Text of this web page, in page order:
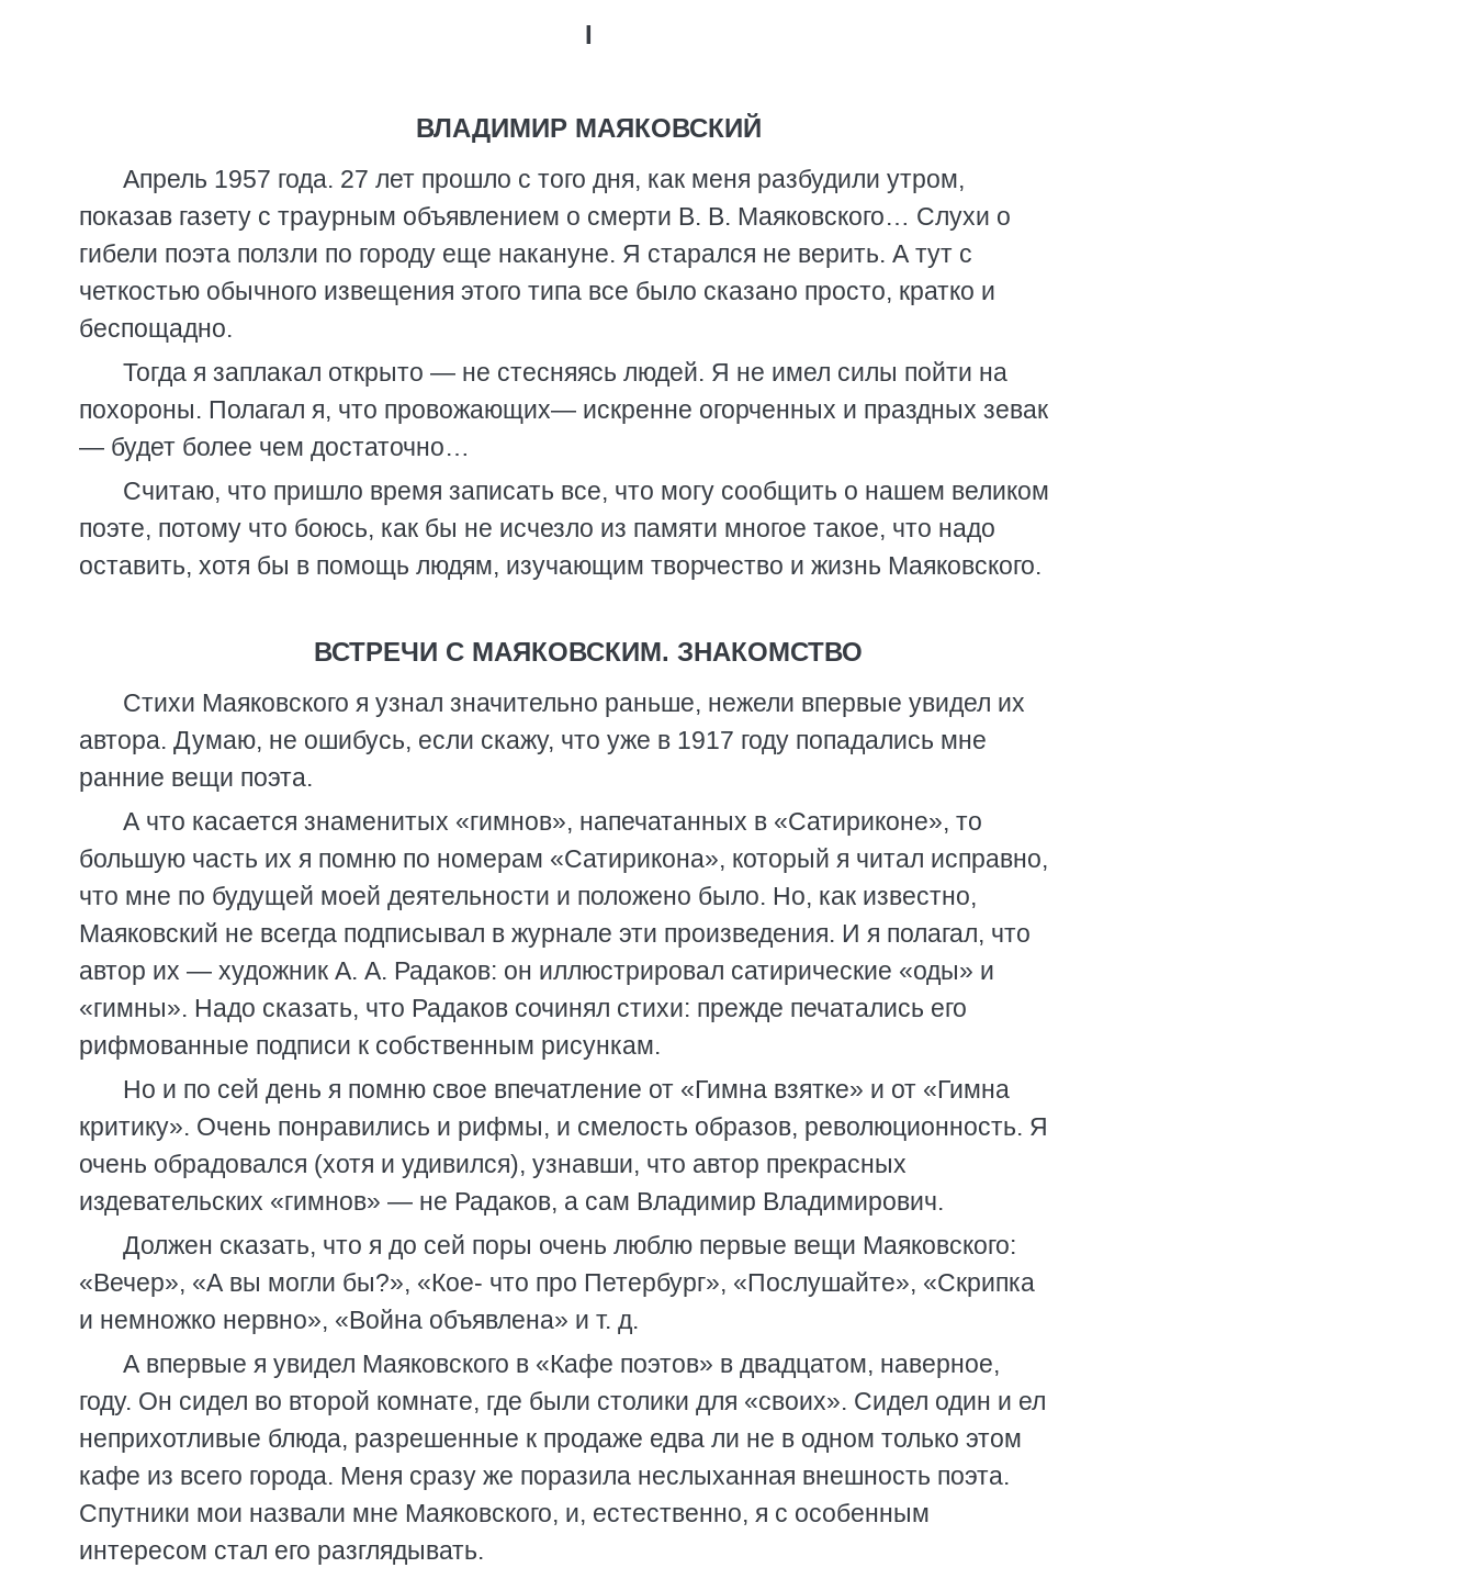
I
ВЛАДИМИР МАЯКОВСКИЙ
Апрель 1957 года. 27 лет прошло с того дня, как меня разбудили утром,
показав газету с траурным объявлением о смерти В. В. Маяковского… Слухи о
гибели поэта ползли по городу еще накануне. Я старался не верить. А тут с
четкостью обычного извещения этого типа все было сказано просто, кратко и
беспощадно.
Тогда я заплакал открыто — не стесняясь людей. Я не имел силы пойти на
похороны. Полагал я, что провожающих— искренне огорченных и праздных зевак
— будет более чем достаточно…
Считаю, что пришло время записать все, что могу сообщить о нашем великом
поэте, потому что боюсь, как бы не исчезло из памяти многое такое, что надо
оставить, хотя бы в помощь людям, изучающим творчество и жизнь Маяковского.
ВСТРЕЧИ С МАЯКОВСКИМ. ЗНАКОМСТВО
Стихи Маяковского я узнал значительно раньше, нежели впервые увидел их
автора. Думаю, не ошибусь, если скажу, что уже в 1917 году попадались мне
ранние вещи поэта.
А что касается знаменитых «гимнов», напечатанных в «Сатириконе», то
большую часть их я помню по номерам «Сатирикона», который я читал исправно,
что мне по будущей моей деятельности и положено было. Но, как известно,
Маяковский не всегда подписывал в журнале эти произведения. И я полагал, что
автор их — художник А. А. Радаков: он иллюстрировал сатирические «оды» и
«гимны». Надо сказать, что Радаков сочинял стихи: прежде печатались его
рифмованные подписи к собственным рисункам.
Но и по сей день я помню свое впечатление от «Гимна взятке» и от «Гимна
критику». Очень понравились и рифмы, и смелость образов, революционность. Я
очень обрадовался (хотя и удивился), узнавши, что автор прекрасных
издевательских «гимнов» — не Радаков, а сам Владимир Владимирович.
Должен сказать, что я до сей поры очень люблю первые вещи Маяковского:
«Вечер», «А вы могли бы?», «Кое- что про Петербург», «Послушайте», «Скрипка
и немножко нервно», «Война объявлена» и т. д.
А впервые я увидел Маяковского в «Кафе поэтов» в двадцатом, наверное,
году. Он сидел во второй комнате, где были столики для «своих». Сидел один и ел
неприхотливые блюда, разрешенные к продаже едва ли не в одном только этом
кафе из всего города. Меня сразу же поразила неслыханная внешность поэта.
Спутники мои назвали мне Маяковского, и, естественно, я с особенным
интересом стал его разглядывать.